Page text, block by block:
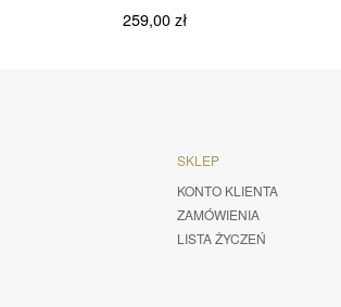
259,00zł
SKLEP
KONTO KLIENTA
ZAMÓWIENIA
LISTA ŻYCZEŃ